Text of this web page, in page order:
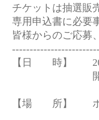
チケットは抽選販
専用申込書に必要
皆様からのご応募
【日 時】
開場16：
【場 所】 ホ